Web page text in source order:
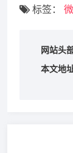
标签：
网站头
本文地址